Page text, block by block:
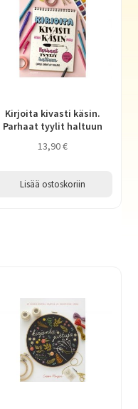
Kirjoita kivasti käsin.
Parhaat tyylit haltuun
13,90€
Lisää ostoskoriin